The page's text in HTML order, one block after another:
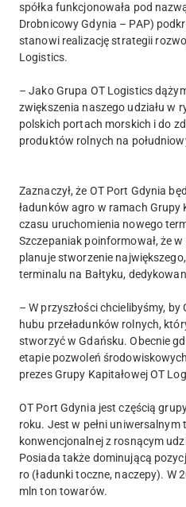
spółka funkcjonowała pod
Drobnicowy Gdynia – PAP)
stanowi realizację strategii
Logistics.
– Jako Grupa OT Logistics
zwiększenia naszego udziału w
polskich portach morskich i do
produktów rolnych na
Zaznaczył, że OT Port Gdynia
ładunków agro w ramach Grupy
czasu uruchomienia nowego
Szczepaniak poinformował, że
planuje stworzenie
terminalu na Bałtyku,
– W przyszłości chcielibyśmy,
hubu przeładunków rolnych,
stworzyć w Gdańsku. Obecnie
etapie pozwoleń
prezes Grupy Kapitałowej OT
OT Port Gdynia jest częścią
roku. Jest w pełni uniwersalnym
konwencjonalnej z rosnącym
Posiada także dominującą
ro (ładunki toczne, naczepy). W
mln ton towarów.